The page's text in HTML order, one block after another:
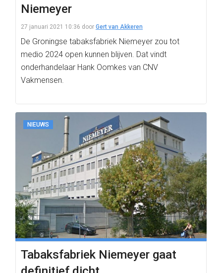
Niemeyer
27 januari 2021 10:36 door Gert van Akkeren
De Groningse tabaksfabriek Niemeyer zou tot
medio 2024 open kunnen blijven. Dat vindt
onderhandelaar Hank Oomkes van CNV
Vakmensen.
NIEUWS
Tabaksfabriek Niemeyer gaat